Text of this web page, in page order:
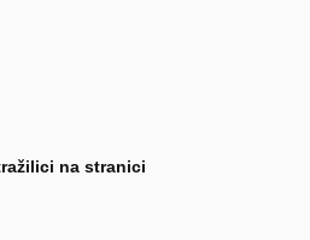
na stranici